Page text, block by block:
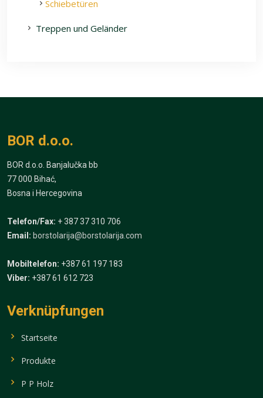
Schiebetüren
Treppen und Geländer
BOR d.o.o.
BOR d.o.o. Banjalučka bb
77 000 Bihać,
Bosna i Hercegovina
Telefon/Fax: + 387 37 310 706
Email: borstolarija@borstolarija.com
Mobiltelefon: +387 61 197 183
Viber: +387 61 612 723
Verknüpfungen
Startseite
Produkte
P P Holz